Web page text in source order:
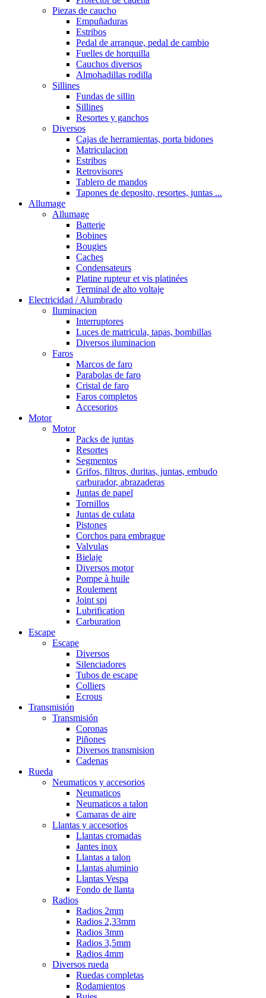
Piezas de caucho
Empuñaduras
Estribos
Pedal de arranque, pedal de cambio
Fuelles de horquilla
Cauchos diversos
Almohadillas rodilla
Sillines
Fundas de sillin
Sillines
Resortes y ganchos
Diversos
Cajas de herramientas, porta bidones
Matriculacion
Estribos
Retrovisores
Tablero de mandos
Tapones de deposito, resortes, juntas ...
Allumage
Allumage
Batterie
Bobines
Bougies
Caches
Condensateurs
Platine rupteur et vis platinées
Terminal de alto voltaje
Electricidad / Alumbrado
Iluminacion
Interruptores
Luces de matricula, tapas, bombillas
Diversos iluminacion
Faros
Marcos de faro
Parabolas de faro
Cristal de faro
Faros completos
Accesorios
Motor
Motor
Packs de juntas
Resortes
Segmentos
Grifos, filtros, duritas, juntas, embudo
carburador, abrazaderas
Juntas de papel
Tornillos
Juntas de culata
Pistones
Corchos para embrague
Valvulas
Bielaje
Diversos motor
Pompe à huile
Roulement
Joint spi
Lubrification
Carburation
Escape
Escape
Diversos
Silenciadores
Tubos de escape
Colliers
Ecrous
Transmisión
Transmisión
Coronas
Piñones
Diversos transmision
Cadenas
Rueda
Neumaticos y accesorios
Neumaticos
Neumaticos a talon
Camaras de aire
Llantas y accesorios
Llantas cromadas
Jantes inox
Llantas a talon
Llantas aluminio
Llantas Vespa
Fondo de llanta
Radios
Radios 2mm
Radios 2,33mm
Radios 3mm
Radios 3,5mm
Radios 4mm
Diversos rueda
Ruedas completas
Rodamientos